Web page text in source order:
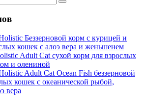
Беззерновой корм с курицей и
кошек с алоэ вера и женьшенем
Adult Cat сухой корм для взрослых
и олениной
Adult Cat Ocean Fish беззерновой
кошек с океанической рыбой,
вера